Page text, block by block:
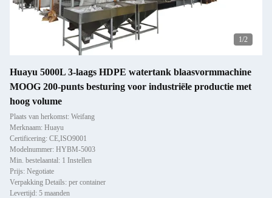
1/2
Huayu 5000L 3-laags HDPE watertank blaasvormmachine
MOOG 200-punts besturing voor industriële productie met
hoog volume
Plaats van herkomst: Weifang
Merknaam: Huayu
Certificering: CE,ISO9001
Modelnummer: HYBM-5003
Min. bestelaantal: 1 Instellen
Prijs: Negotiate
Verpakking Details: per container
Levertijd: 5 maanden